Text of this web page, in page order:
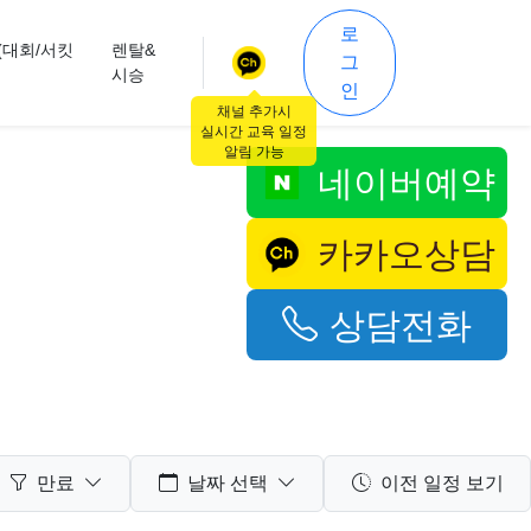
회/서킷
렌탈&
시승
로
그
인
네이버예약
카카오상담
상담전화
만료 날짜 선택 이전 일정 보기
채널 추가시
실시간 교육 일정
알림 가능